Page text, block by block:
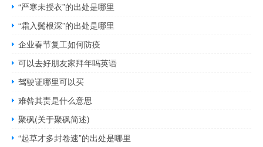
“严寒未授衣”的出处是哪里
“霜入鬓根深”的出处是哪里
企业春节复工如何防疫
可以去好朋友家拜年吗英语
驾驶证哪里可以买
难咎其责是什么意思
聚砜(关于聚砜简述)
“起草才多封卷速”的出处是哪里